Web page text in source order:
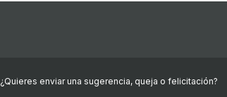
¿Quieres enviar una sugerencia, queja o felicitación?